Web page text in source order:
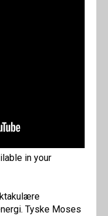
in your
Tyske Moses